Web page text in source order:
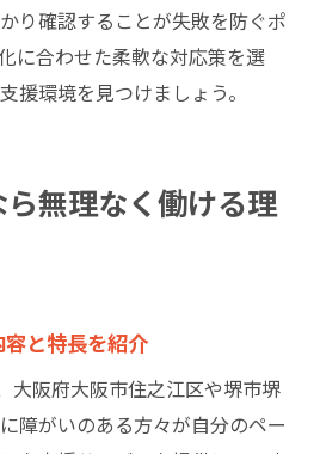
り確認することが失敗を防ぐポ
に合わせた柔軟な対応策を選
援環境を見つけましょう。
無理なく働ける理
と特長を紹介
大阪府大阪市住之江区や堺市堺
障がいのある方々が自分のペー